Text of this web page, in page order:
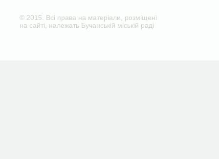
© 2015. Всі права на матеріали, розміщені
на сайті, належать Бучанській міській раді